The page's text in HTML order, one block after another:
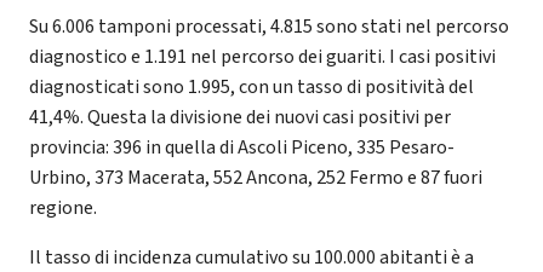
Su 6.006 tamponi processati, 4.815 sono stati nel percorso
diagnostico e 1.191 nel percorso dei guariti. I casi positivi
diagnosticati sono 1.995, con un tasso di positività del
41,4%. Questa la divisione dei nuovi casi positivi per
provincia: 396 in quella di Ascoli Piceno, 335 Pesaro-
Urbino, 373 Macerata, 552 Ancona, 252 Fermo e 87 fuori
regione.
Il tasso di incidenza cumulativo su 100.000 abitanti è a